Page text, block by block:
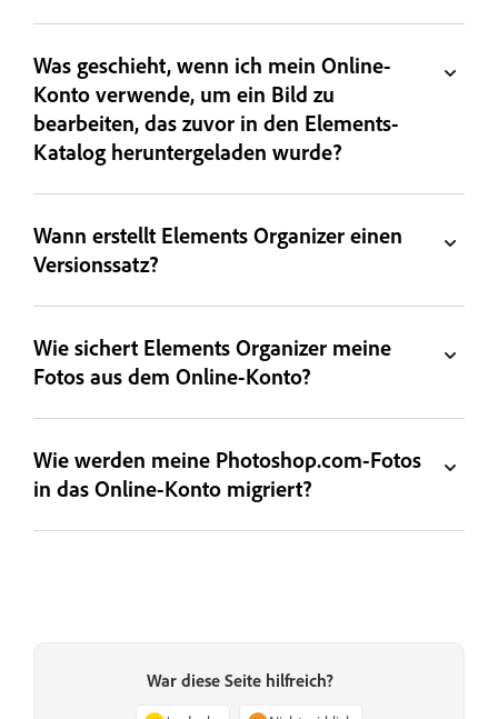
Was geschieht, wenn ich mein Online-
Konto verwende, um ein Bild zu
bearbeiten, das zuvor in den Elements-
Katalog heruntergeladen wurde?
Wann erstellt Elements Organizer einen
Versionssatz?
Wie sichert Elements Organizer meine
Fotos aus dem Online-Konto?
Wie werden meine Photoshop.com-Fotos
in das Online-Konto migriert?
War diese Seite hilfreich?